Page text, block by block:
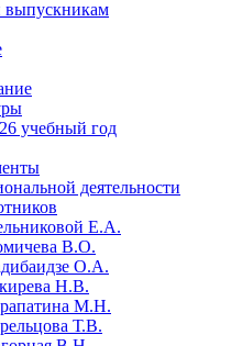
выпускникам
учебный год
деятельности
Е.А.
В.О.
О.А.
Н.В.
М.Н.
Т.В.